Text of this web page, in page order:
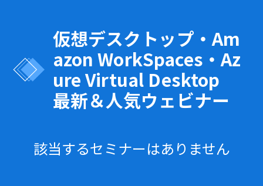
仮想デスクトップ・Am
azon WorkSpaces・Az
ure Virtual Desktop
最新＆人気ウェビナー
該当するセミナーはありません